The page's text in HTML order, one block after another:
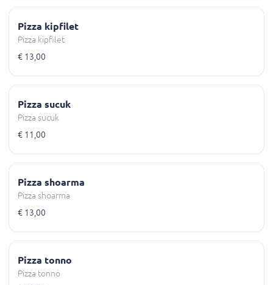
Pizza kipfilet
Pizza kipfilet
€ 13,00
Pizza sucuk
Pizza sucuk
€ 11,00
Pizza shoarma
Pizza shoarma
€ 13,00
Pizza tonno
Pizza tonno